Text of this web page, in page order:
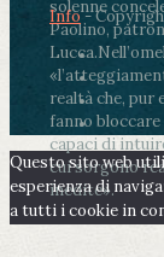
solenne
Paolino,
Lucca.
realtà che, pur
fanno
capaci di
cui sorgono
inedite».
Info-
Questo sito web
esperienza di
a tutti i cookie in